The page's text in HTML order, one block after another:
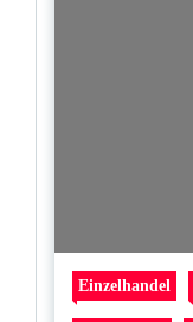
Einzelhandel